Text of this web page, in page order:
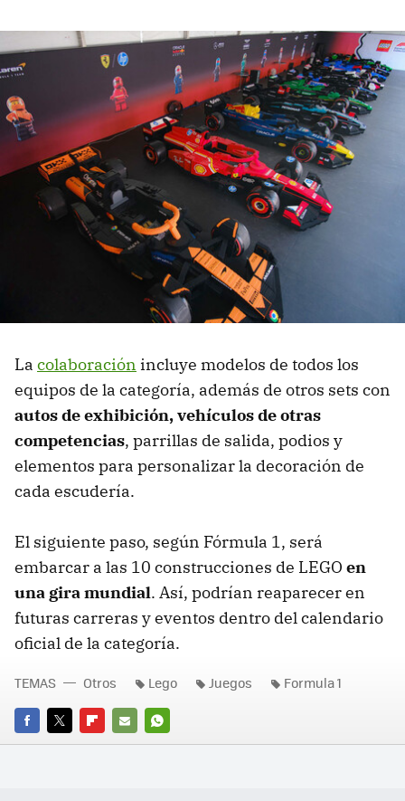
La colaboración incluye modelos de todos los
equipos de la categoría, además de otros sets con
autos de exhibición, vehículos de otras
competencias, parrillas de salida, podios y
elementos para personalizar la decoración de
cada escudería.
El siguiente paso, según Fórmula 1, será
embarcar a las 10 construcciones de LEGO en
una gira mundial. Así, podrían reaparecer en
futuras carreras y eventos dentro del calendario
oficial de la categoría.
FACEBOOK
TWITTERFLIPBOARD
E-
WHATSAPP
TEMAS Otros Lego Juegos Formula 1